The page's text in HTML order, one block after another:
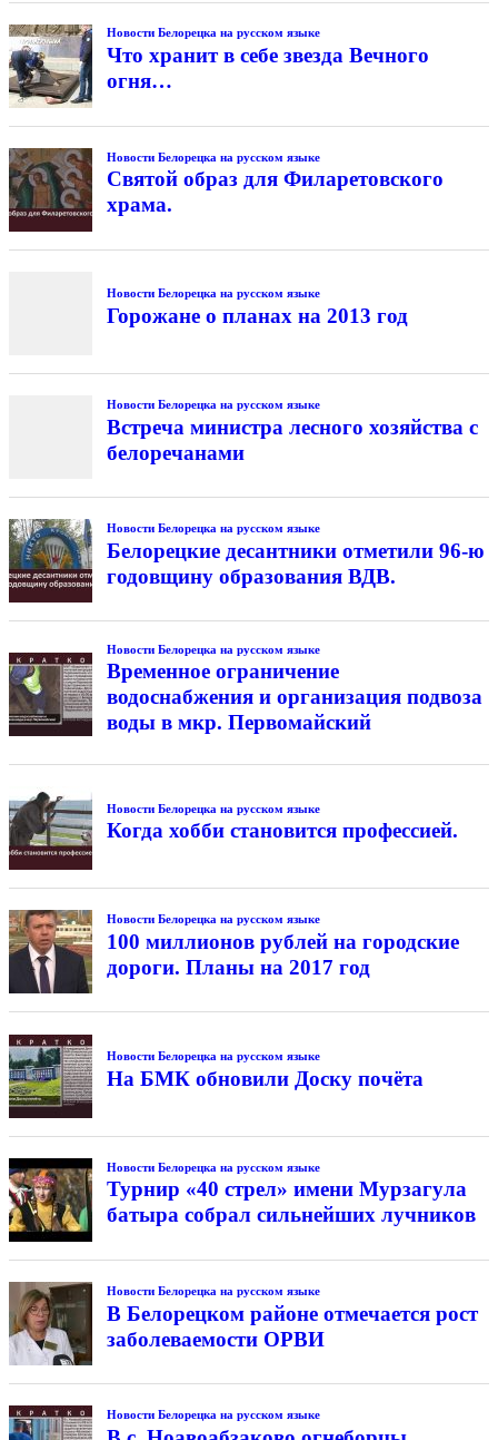
Новости Белорецка на русском языке
Что хранит в себе звезда Вечного
огня…
Новости Белорецка на русском языке
Святой образ для Филаретовского
храма.
Новости Белорецка на русском языке
Горожане о планах на 2013 год
Новости Белорецка на русском языке
Встреча министра лесного хозяйства с
белоречанами
Новости Белорецка на русском языке
Белорецкие десантники отметили 96-ю
годовщину образования ВДВ.
Новости Белорецка на русском языке
Временное ограничение
водоснабжения и организация подвоза
воды в мкр. Первомайский
Новости Белорецка на русском языке
Когда хобби становится профессией.
Новости Белорецка на русском языке
100 миллионов рублей на городские
дороги. Планы на 2017 год
Новости Белорецка на русском языке
На БМК обновили Доску почёта
Новости Белорецка на русском языке
Турнир «40 стрел» имени Мурзагула
батыра собрал сильнейших лучников
Новости Белорецка на русском языке
В Белорецком районе отмечается рост
заболеваемости ОРВИ
Новости Белорецка на русском языке